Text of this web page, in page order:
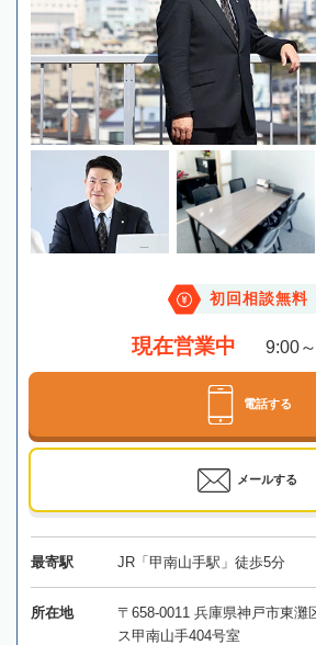
初回相談無料
現在営業中 9:00
電話する
メールする
最寄駅 JR「甲南山手駅」徒歩5分
所在地
〒658-0011 兵庫県神戸市東灘
ス甲南山手404号室